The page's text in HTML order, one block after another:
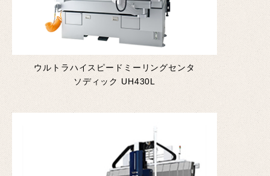
ウルトラハイスピードミーリングセンタ
ソディック UH430L